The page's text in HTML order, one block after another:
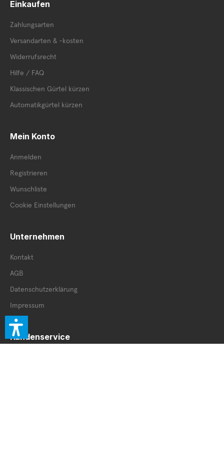
Einkaufen
Zahlungsarten
Versandarten & -kosten
Widerrufsrecht
Hilfe / FAQ
Klassischen Gürtel kürzen
Automatikgürtel kürzen
Mein Konto
Anmelden
Registrieren
Wunschliste
Cookie Einstellungen
Unternehmen
Kontakt
AGB
Datenschutzerklärung
Impressum
Kundenservice